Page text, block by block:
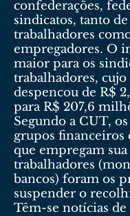
confederações,
sindicatos, tanto de
trabalhadores
empregadores. O
maior para os
trabalhadores, cujo
despencou de R$
para R$ 207,6
Segundo a CUT,
grupos financeiros
que empregam sua
trabalhadores
bancos) foram os
suspender o
Têm-se notícias de